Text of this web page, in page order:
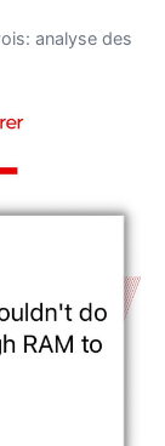
analyse des